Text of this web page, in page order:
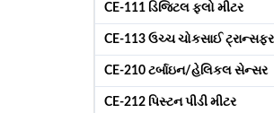
CE-111 ડિજિટલ ફ્લો મીટર
CE-113 ઉચ્ચ ચોકસાઈ ટ્રાન્સફર
CE-210 ટર્બાઇન/હેલિકલ સેન્સર
CE-212 પિસ્ટન પીડી મીટર